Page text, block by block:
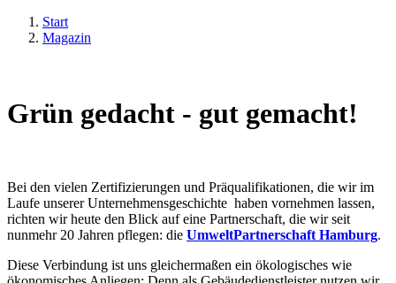
Start
Magazin
Grün gedacht - gut gemacht!
Bei den vielen Zertifizierungen und Präqualifikationen, die wir im
Laufe unserer Unternehmensgeschichte haben vornehmen lassen,
richten wir heute den Blick auf eine Partnerschaft, die wir seit
nunmehr 20 Jahren pflegen: die UmweltPartnerschaft Hamburg.
Diese Verbindung ist uns gleichermaßen ein ökologisches wie